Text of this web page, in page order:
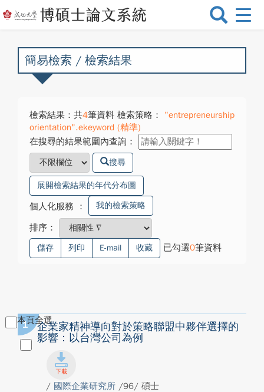
選
換
簡易檢索 / 檢索結果
檢索結果：共4筆資料 檢索策略：
"entrepreneurship
orientation".ekeyword (精準)
在搜尋的結果範圍內查詢：
搜尋
展開檢索結果的年代分布圖
個人化服務 ： 我的檢索策略
排序：
儲存 列印 E-mail 收藏 已勾選0筆資料
本頁全選
1
企業家精神導向對於策略聯盟中夥伴選擇的
影響：以台灣公司為例
/ 國際企業研究所 /96/ 碩士